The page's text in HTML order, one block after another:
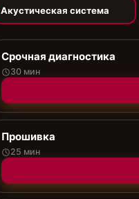
Акустическая система
Срочная диагностика
30 мин
Прошивка
25 мин